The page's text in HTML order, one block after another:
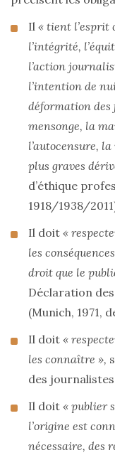
Il « tient l’esprit
l’intégrité,
l’action
l’intention de
déformation des
mensonge, la
l’autocensure,
plus graves
d’éthique
1918/1938/
Il doit «
les
droit que le
Déclaration
(Munich, 1971,
Il doit «
les connaître »,
des journalistes
Il doit « publier
l’origine est
nécessaire, des